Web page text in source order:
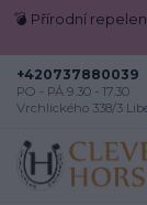
💣 Přírodní
+420737880039
PO - PÁ 9.30 - 17.30
Vrchlického 338/3